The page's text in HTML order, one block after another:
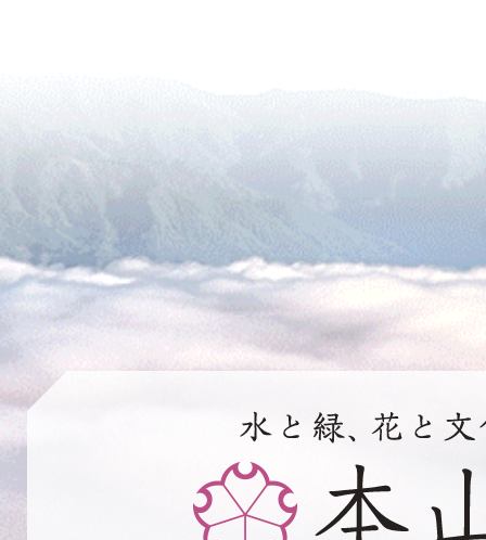
水
緑、